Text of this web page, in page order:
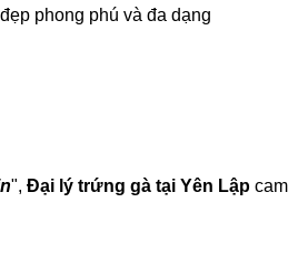
phong phú và đa dạng
", Đại lý trứng gà tại Yên Lậpcam